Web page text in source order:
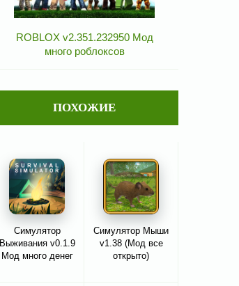
ROBLOX v2.351.232950 Мод
много роблоксов
ПОХОЖИЕ
Симулятор
Выживания v0.1.9
Мод много денег
Симулятор Мыши
v1.38 (Мод все
открыто)